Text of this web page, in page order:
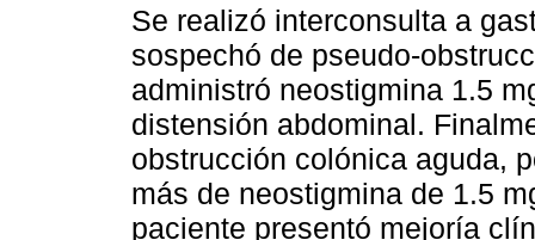
Se realizó interconsulta a
sospechó de pseudo-
administró neostigmina 1.5
distensión abdominal.
obstrucción colónica aguda,
más de neostigmina de 1.5
paciente presentó mejoría